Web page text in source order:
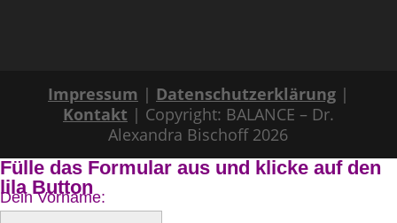
Impressum | Datenschutzerklärung|
Kontakt | Copyright: BALANCE – Dr.
Alexandra Bischoff 2026
Fülle das Formular aus und klicke auf den
lila Button
Dein Vorname: